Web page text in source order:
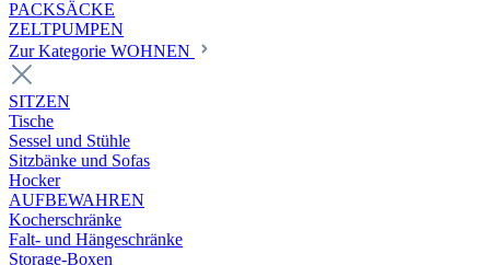
PACKSÄCKE
ZELTPUMPEN
Zur Kategorie WOHNEN
SITZEN
Tische
Sessel und Stühle
Sitzbänke und Sofas
Hocker
AUFBEWAHREN
Kocherschränke
Falt- und Hängeschränke
Storage-Boxen